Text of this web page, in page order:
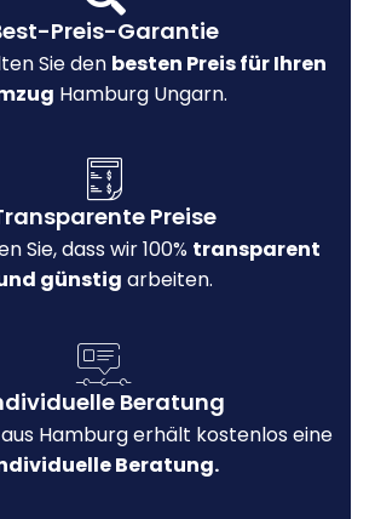
Preis-Garantie
Sie den besten Preis für Ihren
Hamburg Ungarn.
Preise
Sie, dass wir 100% transparent
günstig arbeiten.
Beratung
Hamburg erhält kostenlos eine
Beratung.